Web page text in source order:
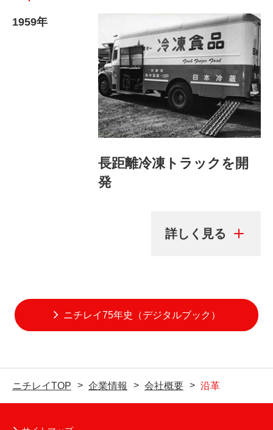
1959年
長距離冷凍トラックを開
発
ニチレイ75年史（デジタルブック）
ニチレイTOP 企業情報 会社概要 沿革